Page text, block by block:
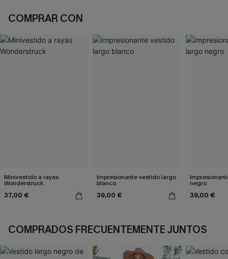
COMPRAR CON
Minivestido a rayas
Wonderstruck
37,00 €
Impresionante vestido largo
blanco
39,00 €
negro
39,00 €
COMPRADOS FRECUENTEMENTE JUNTOS